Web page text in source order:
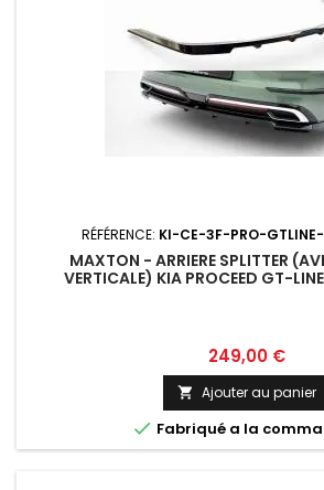
RÉFÉRENCE: KI-CE-3F-PRO-
MAXTON - ARRIERE SPLITTER
VERTICALE) KIA PROCEED GT-
Prix
249,00 €
 Ajouter au panier
 Fabriqué a la